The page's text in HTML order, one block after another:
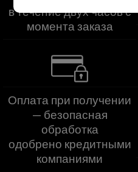
в течение двух часов с
момента заказа
Оплата при получении
— безопасная
обработка
одобрено кредитными
компаниями